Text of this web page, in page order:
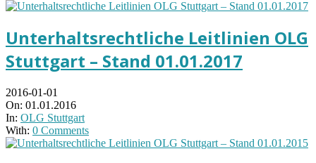
Unterhaltsrechtliche Leitlinien OLG
Stuttgart – Stand 01.01.2017
2016-01-01
On: 01.01.2016
In: OLG Stuttgart
With: 0 Comments